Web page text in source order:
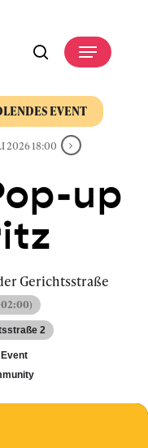
search
Menu
EVENT
2026 18:00
up
Gerichtsstraße
2